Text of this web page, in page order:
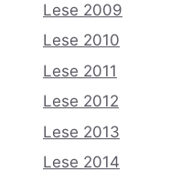
Lese 2009
Lese 2010
Lese 2011
Lese 2012
Lese 2013
Lese 2014